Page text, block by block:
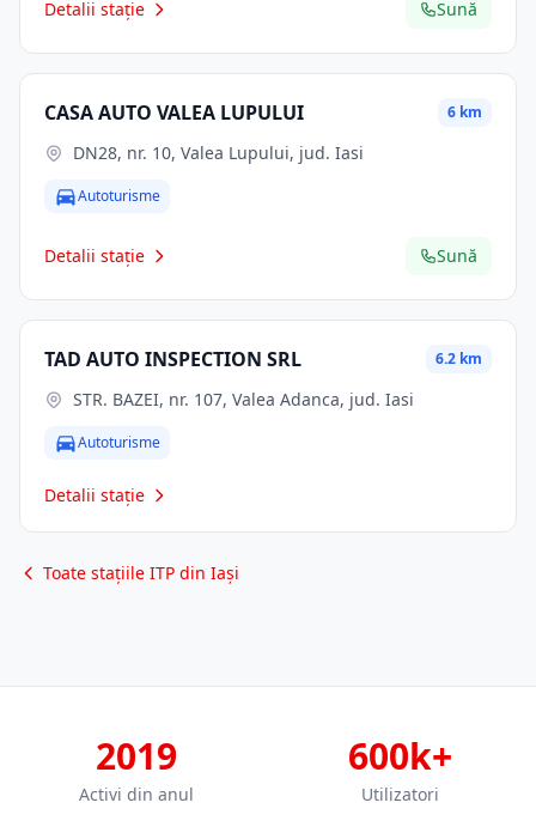
Detalii stație Sună
CASA AUTO VALEA LUPULUI 6 km
DN28, nr. 10, Valea Lupului, jud. Iasi
Autoturisme
Detalii stație Sună
TAD AUTO INSPECTION SRL 6.2 km
STR. BAZEI, nr. 107, Valea Adanca, jud. Iasi
Autoturisme
Detalii stație
Toate stațiile ITP din Iași
2019
Activi din anul
600k+
Utilizatori